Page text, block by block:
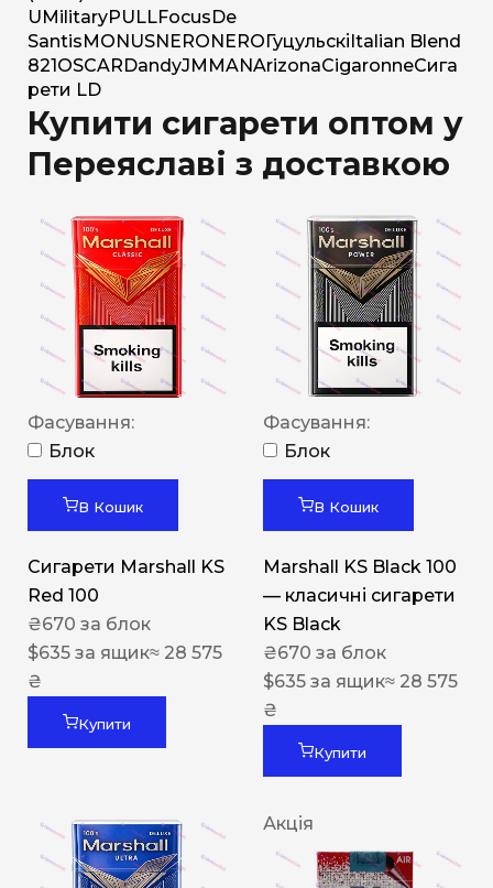
U MilitaryPULLFocus De
Santis MONUSNERO NERO Гуцульскі Italian Blend
821 OSCAR DandyJM MANArizonaCigaronneСига
рети LD
Купити сигарети оптом у
Переяславі з доставкою
Фасування:
Блок
В Кошик
Сигарети Marshall KS
Red 100
₴670 за блок
$635 за ящик≈ 28 575
₴
Купити
Фасування:
Блок
В Кошик
Marshall KS Black 100
— класичні сигарети
KS Black
₴670 за блок
$635 за ящик≈ 28 575
₴
Купити
Акція